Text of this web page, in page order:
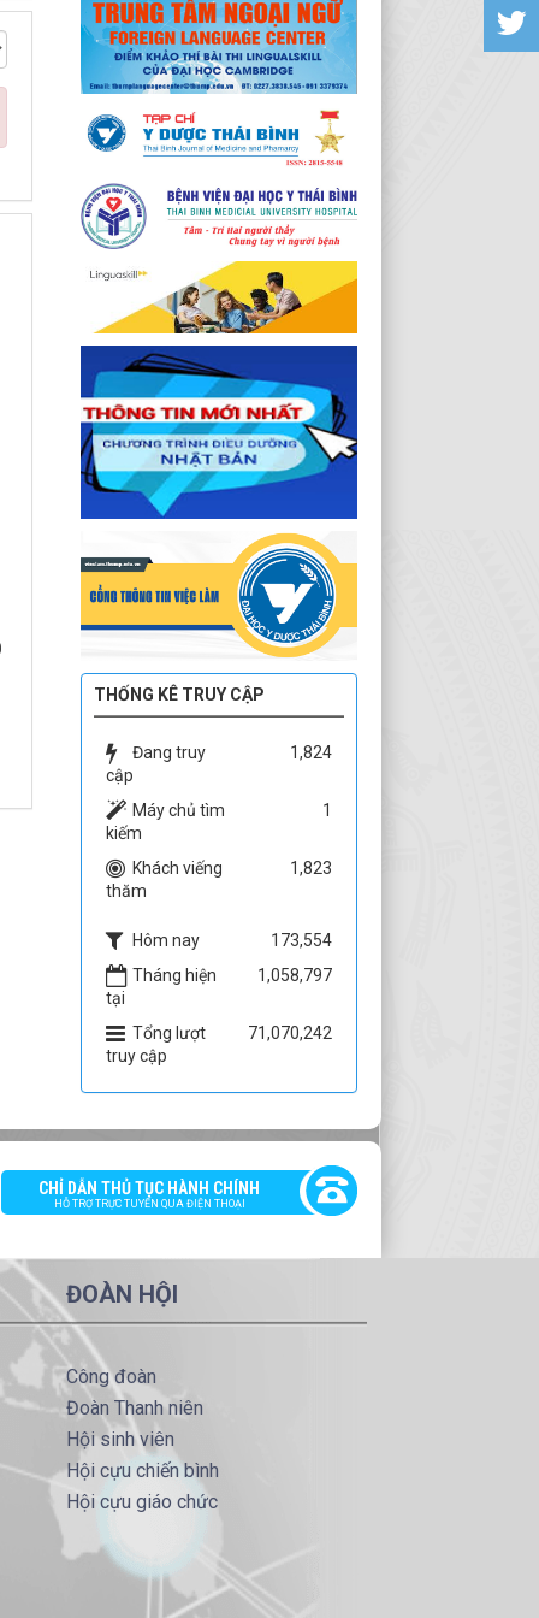
THỐNG KÊ TRUY CẬP
Đang truy
cập
1,824
Máy chủ tìm
kiếm
1
Khách viếng
thăm
1,823
Hôm nay
173,554
Tháng hiện
tại
1,058,797
Tổng lượt
truy cập
71,070,242
CHỈ DẪN THỦ TỤC HÀNH CHÍNH
HỖ TRỢ TRỰC TUYẾN QUA ĐIỆN THOẠI
ĐOÀN HỘI
Công đoàn
Đoàn Thanh niên
Hội sinh viên
Hội cựu chiến bình
Hội cựu giáo chức